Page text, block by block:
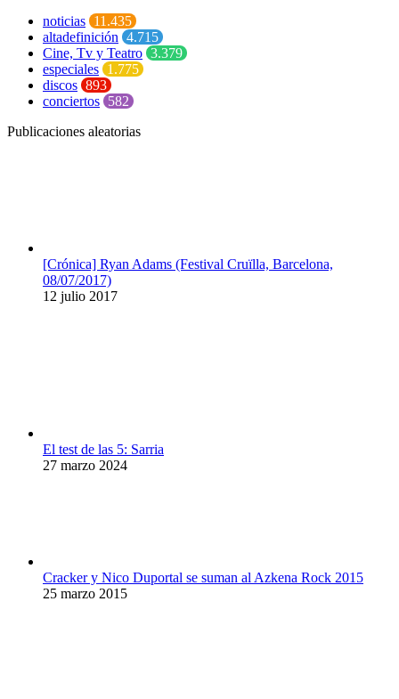
noticias 11.435
altadefinición 4.715
Cine, Tv y Teatro 3.379
especiales 1.775
discos 893
conciertos 582
Publicaciones aleatorias
[Crónica] Ryan Adams (Festival Cruïlla, Barcelona,
08/07/2017)
12 julio 2017
El test de las 5: Sarria
27 marzo 2024
Cracker y Nico Duportal se suman al Azkena Rock 2015
25 marzo 2015